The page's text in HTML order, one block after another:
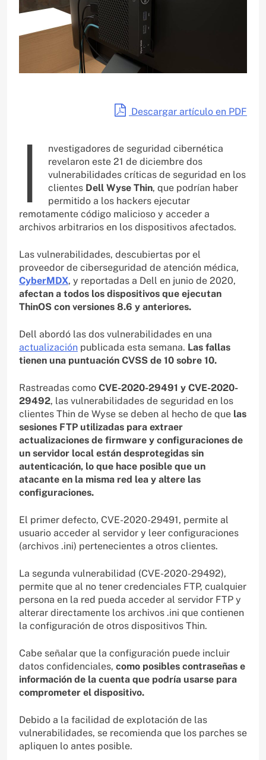
Descargar artículo en PDF
I
nvestigadores de seguridad cibernética
revelaron este 21 de diciembre dos
vulnerabilidades críticas de seguridad en los
clientes Dell Wyse Thin, que podrían haber
permitido a los hackers ejecutar
remotamente código malicioso y acceder a
archivos arbitrarios en los dispositivos afectados.
Las vulnerabilidades, descubiertas por el
proveedor de ciberseguridad de atención médica,
CyberMDX, y reportadas a Dell en junio de 2020,
afectan a todos los dispositivos que ejecutan
ThinOS con versiones 8.6 y anteriores.
Dell abordó las dos vulnerabilidades en una
actualización publicada esta semana. Las fallas
tienen una puntuación CVSS de 10 sobre 10.
Rastreadas como CVE-2020-29491 y CVE-2020-
29492, las vulnerabilidades de seguridad en los
clientes Thin de Wyse se deben al hecho de que las
sesiones FTP utilizadas para extraer
actualizaciones de firmware y configuraciones de
un servidor local están desprotegidas sin
autenticación, lo que hace posible que un
atacante en la misma red lea y altere las
configuraciones.
El primer defecto, CVE-2020-29491, permite al
usuario acceder al servidor y leer configuraciones
(archivos .ini) pertenecientes a otros clientes.
La segunda vulnerabilidad (CVE-2020-29492),
permite que al no tener credenciales FTP, cualquier
persona en la red pueda acceder al servidor FTP y
alterar directamente los archivos .ini que contienen
la configuración de otros dispositivos Thin.
Cabe señalar que la configuración puede incluir
datos confidenciales, como posibles contraseñas e
información de la cuenta que podría usarse para
comprometer el dispositivo.
Debido a la facilidad de explotación de las
vulnerabilidades, se recomienda que los parches se
apliquen lo antes posible.